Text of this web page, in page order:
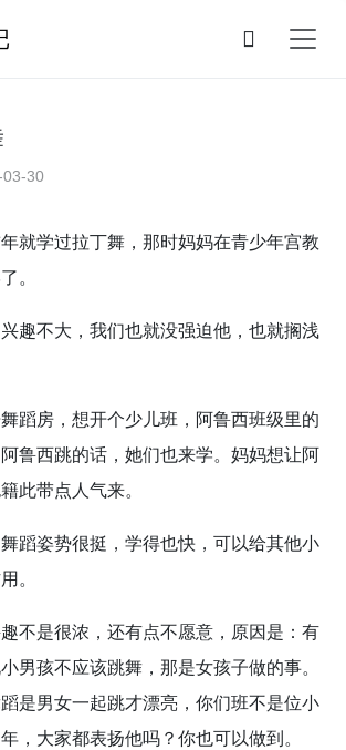
30
就学过拉丁舞，那时妈妈在青少年宫教
。
趣不大，我们也就没强迫他，也就搁浅
蹈房，想开个少儿班，阿鲁西班级里的
鲁西跳的话，她们也来学。妈妈想让阿
此带点人气来。
蹈姿势很挺，学得也快，可以给其他小
。
不是很浓，还有点不愿意，原因是：有
男孩不应该跳舞，那是女孩子做的事。
是男女一起跳才漂亮，你们班不是位小
，大家都表扬他吗？你也可以做到。